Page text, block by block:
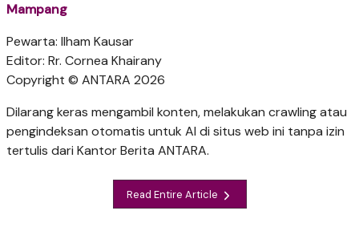
Mampang
Pewarta: Ilham Kausar
Editor: Rr. Cornea Khairany
Copyright © ANTARA 2026
Dilarang keras mengambil konten, melakukan crawling atau
pengindeksan otomatis untuk AI di situs web ini tanpa izin
tertulis dari Kantor Berita ANTARA.
Read Entire Article